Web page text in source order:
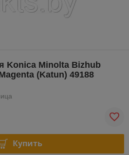
Konica Minolta Bizhub
(Katun) 49188
Купить